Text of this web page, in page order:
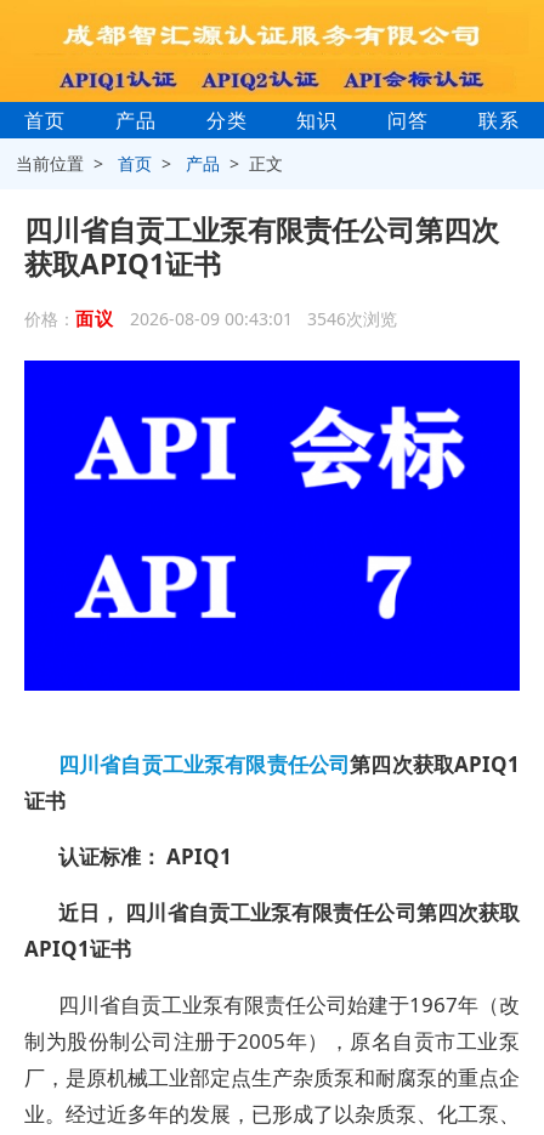
首页 产品 分类 知识 问答 联系
当前位置 >首页 > 产品 > 正文
四川省自贡工业泵有限责任公司第四次
获取APIQ1证书
价格： 面议 2026-08-09 00:43:01 3546次浏览
四川省自贡工业泵有限责任公司第四次获取APIQ1
证书
认证标准： APIQ1
近日， 四川省自贡工业泵有限责任公司第四次获取
APIQ1证书
四川省自贡工业泵有限责任公司始建于1967年（改
制为股份制公司注册于2005年），原名自贡市工业泵
厂，是原机械工业部定点生产杂质泵和耐腐泵的重点企
业。经过近多年的发展，已形成了以杂质泵、化工泵、